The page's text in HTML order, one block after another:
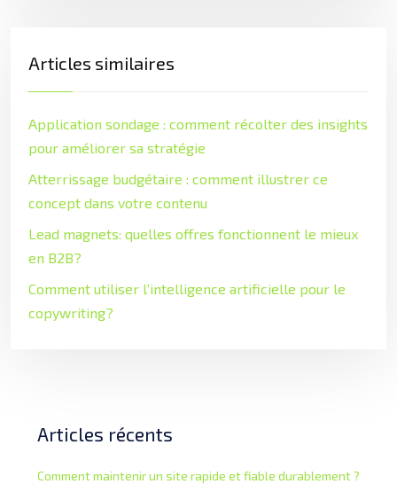
Articles similaires
Application sondage : comment récolter des insights
pour améliorer sa stratégie
Atterrissage budgétaire : comment illustrer ce
concept dans votre contenu
Lead magnets: quelles offres fonctionnent le mieux
en B2B?
Comment utiliser l’intelligence artificielle pour le
copywriting?
Articles récents
Comment maintenir un site rapide et fiable durablement ?